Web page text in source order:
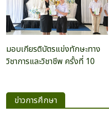
มอบเกียรติบัตรแข่งทักษะทาง
วิชาการและวิชาชีพ ครั้งที่ 10
ข่าวการศึกษา